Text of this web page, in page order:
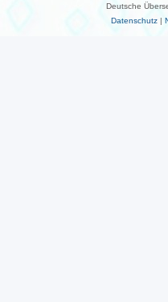
Deutsche
Datenschutz|